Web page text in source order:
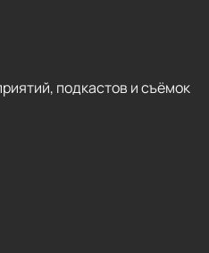
подкастов и съёмок